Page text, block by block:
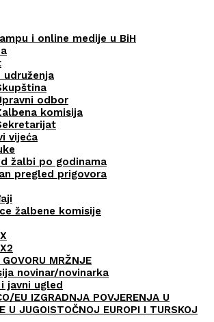
i online medije u BiH
udruženja
odbor
komisija
vijeća
žalbi po godinama
pregled prigovora
žalbene komisije
MRŽNJE
novinar/novinarka
javni ugled
EU IZGRADNJA POVJERENJA U
U JUGOISTOČNOJ EUROPI I TURSKOJ